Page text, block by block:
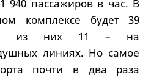
940 пассажиров в час. В
комплексе будет 39
из них 11 – на
линиях. Но самое
почти в два раза